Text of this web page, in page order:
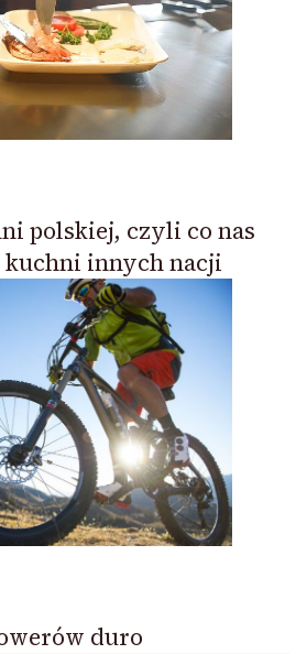
polskiej, czyli co nas
innych nacji
duro